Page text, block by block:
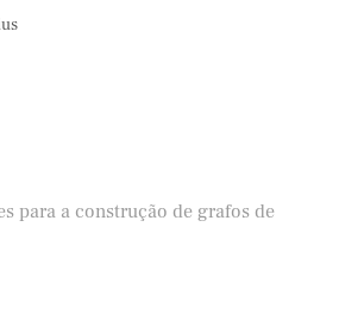
para a construção de grafos de